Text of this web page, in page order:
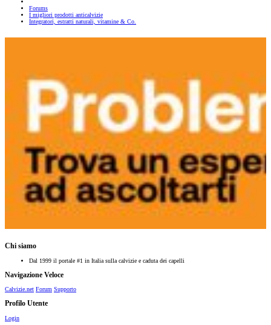
Forums
I migliori prodotti anticalvizie
Integratori, estratti naturali, vitamine & Co.
Chi siamo
Dal 1999 il portale #1 in Italia sulla calvizie e caduta dei capelli
Navigazione Veloce
Calvizie.net Forum Supporto
Profilo Utente
Login